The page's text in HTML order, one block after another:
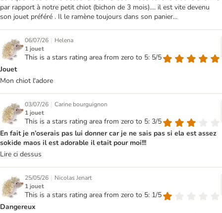
par rapport à notre petit chiot (bichon de 3 mois).... il est vite devenu
son jouet préféré . Il le ramène toujours dans son panier...
06/07/26 | Helena
1 jouet
This is a stars rating area from zero to 5: 5/5
Jouet
Mon chiot l'adore
03/07/26 | Carine bourguignon
1 jouet
This is a stars rating area from zero to 5: 3/5
En fait je n’oserais pas lui donner car je ne sais pas si ela est assez
sokide maos il est adorable il etait pour moi!!!
Lire ci dessus
25/05/26 | Nicolas Jenart
1 jouet
This is a stars rating area from zero to 5: 1/5
Dangereux